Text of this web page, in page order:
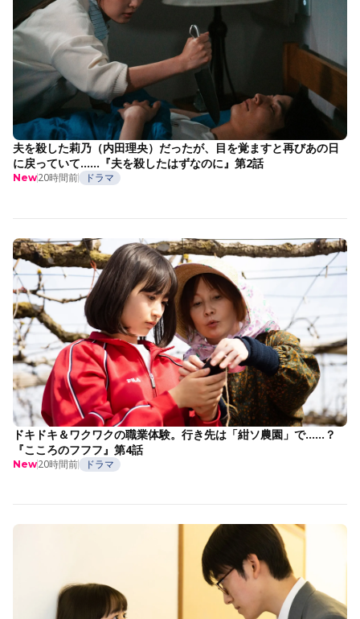
夫を殺した莉乃（内田理央）だったが、目を覚ますと再びあの日
に戻っていて……『夫を殺したはずなのに』第2話
New20時間前 ドラマ
ドキドキ＆ワクワクの職業体験。行き先は「紺ソ農園」で……？
『こころのフフフ』第4話
New20時間前 ドラマ